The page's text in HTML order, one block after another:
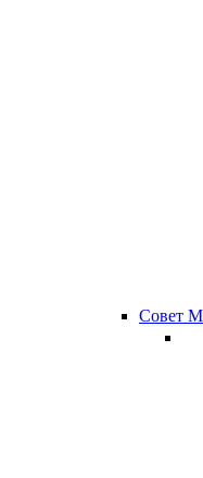
Совет